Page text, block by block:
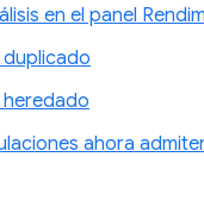
en el panel
ahora